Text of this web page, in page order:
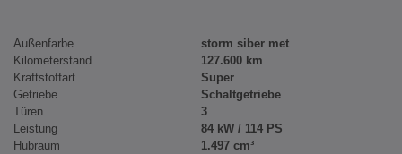
Außenfarbe
storm siber met
Kilometerstand
127.600 km
Kraftstoffart
Super
Getriebe
Schaltgetriebe
Türen
3
Leistung
84 kW / 114 PS
Hubraum
1.497 cm³